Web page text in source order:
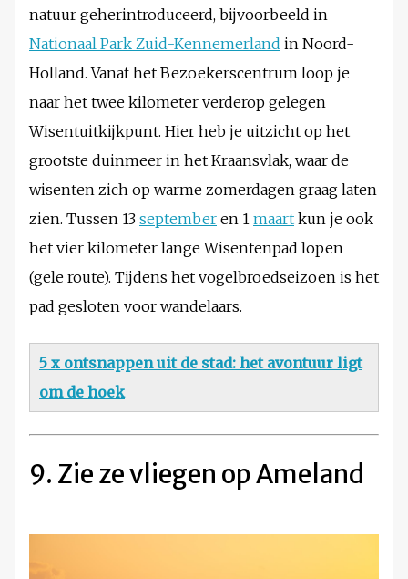
natuur geherintroduceerd, bijvoorbeeld in
Nationaal Park Zuid-Kennemerland in Noord-
Holland. Vanaf het Bezoekerscentrum loop je
naar het twee kilometer verderop gelegen
Wisentuitkijkpunt. Hier heb je uitzicht op het
grootste duinmeer in het Kraansvlak, waar de
wisenten zich op warme zomerdagen graag laten
zien. Tussen 13 september en 1 maart kun je ook
het vier kilometer lange Wisentenpad lopen
(gele route). Tijdens het vogelbroedseizoen is het
pad gesloten voor wandelaars.
5 x ontsnappen uit de stad: het avontuur ligt
om de hoek
9. Zie ze vliegen op Ameland